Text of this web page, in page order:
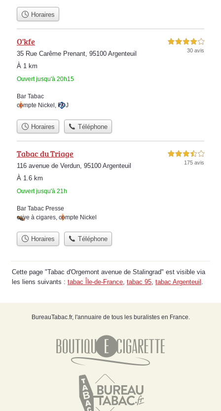
Horaires
O'kfe
35 Rue Carême Prenant, 95100 Argenteuil
À 1 km
Ouvert jusqu'à 20h15
4,0 étoiles sur 5
30 avis
Bar Tabac
compte Nickel, FDJ
Horaires Téléphone
Tabac du Triage
116 avenue de Verdun, 95100 Argenteuil
À 1.6 km
Ouvert jusqu'à 21h
3,5 étoiles sur 5
175 avis
Bar Tabac Presse
cave à cigares, compte Nickel
Horaires Téléphone
Cette page "Tabac d'Orgemont avenue de Stalingrad" est visible via
les liens suivants : tabac Île-de-France tabac 95 tabac Argenteuil
BureauTabac.fr, l'annuaire de tous les buralistes en France.